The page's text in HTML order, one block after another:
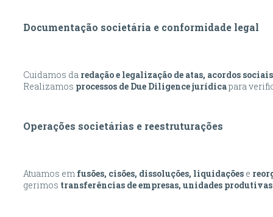
Documentação societária e conformidade legal
Cuidamos da redação e legalização de atas, acordos sociais
Realizamos processos de Due Diligence jurídicapara
Operações societárias e reestruturações
Atuamos em fusões, cisões, dissoluções, liquidações e
gerimos transferências de empresas, unidades